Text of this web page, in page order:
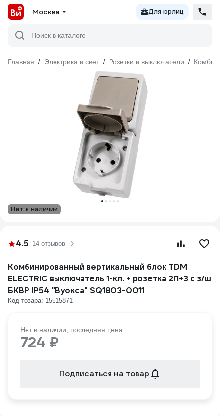
Москва Для юрлиц
Поиск в каталоге
Главная / Электрика и свет / Розетки и выключатели /
Нет в наличии
4.5 14 отзывов
Комбинированный вертикальный блок TDM
ELECTRIC выключатель 1-кл. + розетка 2П+З с з/ш
БКВР IP54 "Вуокса" SQ1803-0011
Код товара: 15515871
Нет в наличии, последняя цена
724 ₽
Подписаться на товар